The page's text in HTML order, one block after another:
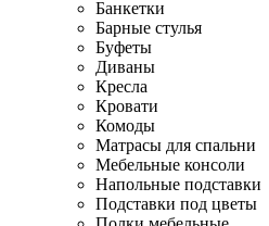
Банкетки
Барные стулья
Буфеты
Диваны
Кресла
Кровати
Комоды
Матрасы для спальни
Мебельные консоли
Напольные подставки
Подставки под цветы